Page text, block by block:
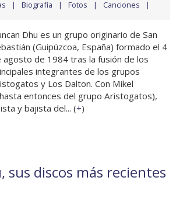
Biografía Fotos Canciones
Dhu es un grupo originario de San
(Guipúzcoa, España) formado el 4
agosto de 1984 tras la fusión de los
integrantes de los grupos
y Los Dalton. Con Mikel
entonces del grupo Aristogatos),
y bajista del... (+)
sus discos más recientes